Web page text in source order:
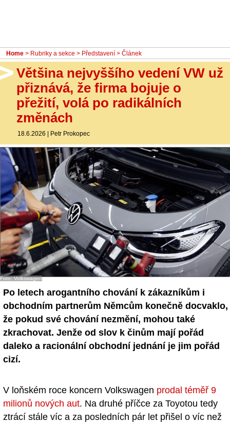
Home > Rubriky a sekce > Představení > Článek
Většina nejvyššího vedení VW už
přiznává, že firma bojuje o
přežití, volá po radikálních
změnách
18.6.2026 | Petr Prokopec
Foto: Volkswagen
Po letech arogantního chování k zákazníkům i
obchodním partnerům Němcům konečně docvaklo,
že pokud své chování nezmění, mohou také
zkrachovat. Jenže od slov k činům mají pořád
daleko a racionální obchodní jednání je jim pořád
cizí.
V loňském roce koncern Volkswagen prodal téměř 9
milionů nových aut. Na druhé příčce za Toyotou tedy
ztrácí stále víc a za posledních pár let přišel o víc než